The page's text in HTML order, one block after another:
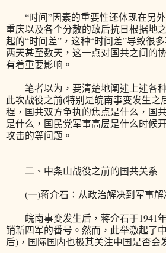
“时间”因素的重要性还体现在另外
重庆以及各个分散的敌后抗日根据地
起的“时间差”，这种“时间差”导致很
两天甚至数天，这一点对国共之间的
有着重要影响。
笔者以为，要清楚地阐述上述各
此次战役之前(特别是皖南事变发生之
程，国共双方争执的焦点是什么，国
是什么，国民党军事高层是什么时候
攻击的等问题。
二、中条山战役之前的国共关系
(一)蒋介石：从政治解决到军事解
皖南事变发生后，蒋介石于1941
销新四军的番号。然而，此举激起了
后)，国际国内也极其关注中国是否会